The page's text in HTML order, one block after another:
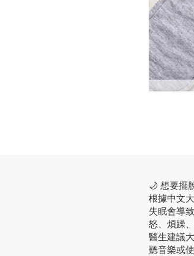
🌙 想要擺
根據中文
失眠會導
怒、煩躁
醫生建議
聽音樂或